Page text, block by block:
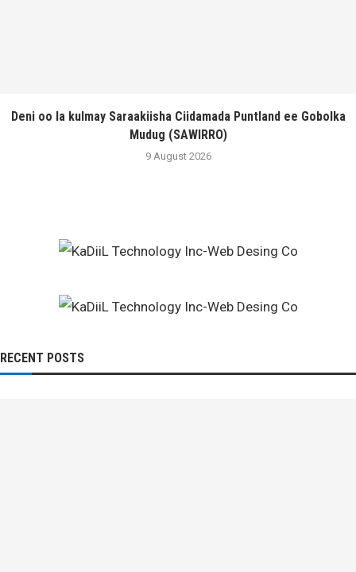
Deni oo la kulmay Saraakiisha Ciidamada Puntland ee Gobolka
Mudug (SAWIRRO)
9 August 2026
RECENT POSTS